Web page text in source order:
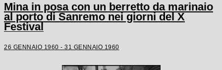
Mina in posa con un berretto da marinaio
al porto di Sanremo nei giorni del X
Festival
26 GENNAIO 1960 - 31 GENNAIO 1960